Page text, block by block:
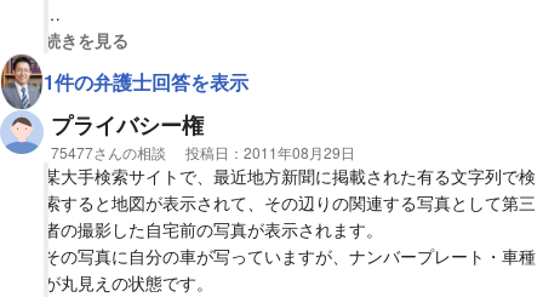
【質問1】
視覚的に省略された相談全文の
続きを見る
1件の弁護士回答を表示
プライバシー権
相談者
75477さんの相談 投稿日： 2011年08月29日
某大手検索サイトで、最近地方新聞に掲載された有る文字列で検
索すると地図が表示されて、その辺りの関連する写真として第三
者の撮影した自宅前の写真が表示されます。
その写真に自分の車が写っていますが、ナンバープレート・車種
が丸見えの状態です。